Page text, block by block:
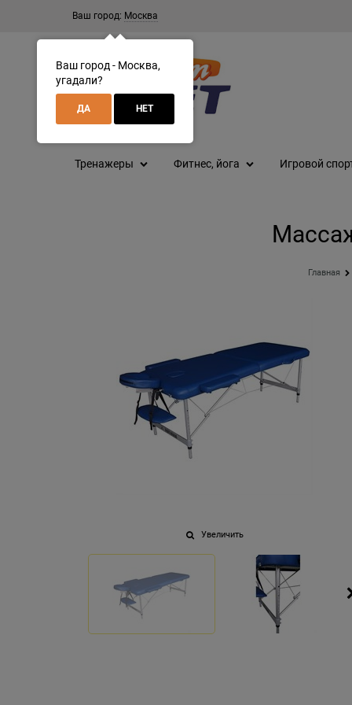
Ваш город: Москва
Тренажеры Фитнес, йога Игровой
Главная
Увеличить
Ваш город - Москва,
угадали?
ДА НЕТ